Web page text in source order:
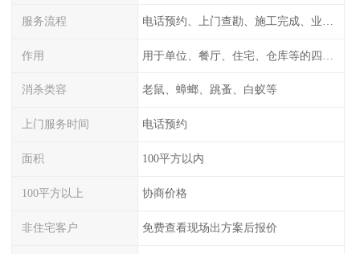
服务流程
作用
消杀类容 老鼠、蟑螂、跳蚤、白蚁等
上门服务时间 电话预约
面积 100平方以内
100平方以上 协商价格
非住宅客户 免费查看现场出方案后报价